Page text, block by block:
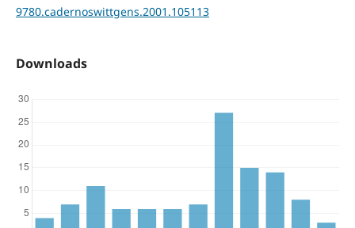
9780.cadernoswittgens.2001.105113
Downloads